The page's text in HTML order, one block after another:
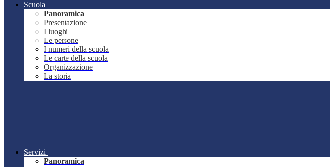
Scuola
Panoramica
Presentazione
I luoghi
Le persone
I numeri della scuola
Le carte della scuola
Organizzazione
La storia
Servizi
Panoramica